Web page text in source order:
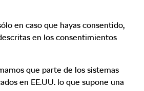
en caso que hayas consentido,
en los consentimientos
que parte de los sistemas
en EE.UU. lo que supone una